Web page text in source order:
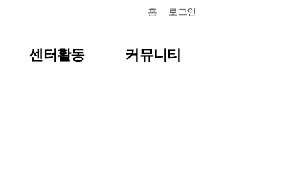
홈 로그인
센터활동 커뮤니티